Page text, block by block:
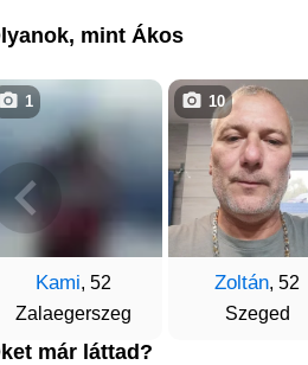
mint Ákos
Kami, 52
Zalaegerszeg
1
Zoltán, 52
Szeged
10
már láttad?